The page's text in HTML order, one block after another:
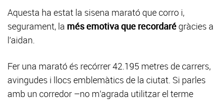
Aquesta ha estat la sisena marató que corro i,
segurament, la més emotiva que recordaré gràcies a
l’aidan.
Fer una marató és recórrer 42.195 metres de carrers,
avingudes i llocs emblemàtics de la ciutat. Si parles
amb un corredor –no m’agrada utilitzar el terme